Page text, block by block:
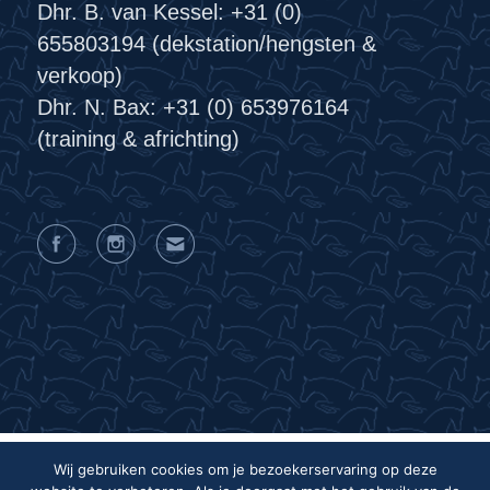
Dhr. B. van Kessel: +31 (0)
655803194 (dekstation/hengsten &
verkoop)
Dhr. N. Bax: +31 (0) 653976164
(training & africhting)
Wij gebruiken cookies om je bezoekerservaring op deze